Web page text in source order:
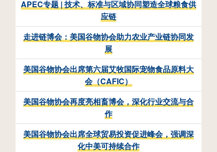
APEC专题 | 技术、标准与区域协同塑造全球粮食供
应链
走进链博会：美国谷物协会助力农业产业链协同发
展
美国谷物协会出席第六届艾牧国际宠物食品原料大
会（CAFIC）
美国谷物协会再度亮相畜博会，深化行业交流与合
作
美国谷物协会出席全球贸易投资促进峰会，强调深
化中美可持续合作